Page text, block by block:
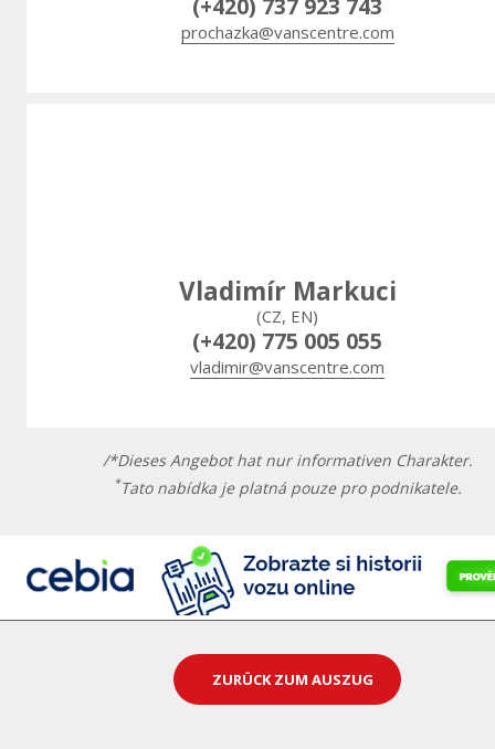
(+420) 737 923 743
prochazka@vanscentre.com
Vladimír Markuci
(CZ, EN)
(+420) 775 005 055
vladimir@vanscentre.com
/*Dieses Angebot hat nur informativen Charakter.
*Tato nabídka je platná pouze pro podnikatele.
ZURÜCK ZUM AUSZUG